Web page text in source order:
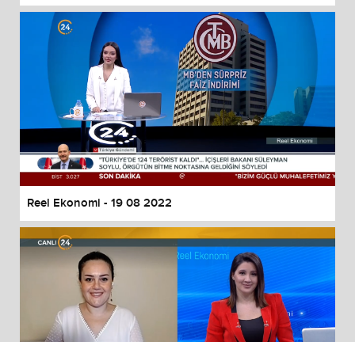
Reel Ekonomi - 19 08 2022